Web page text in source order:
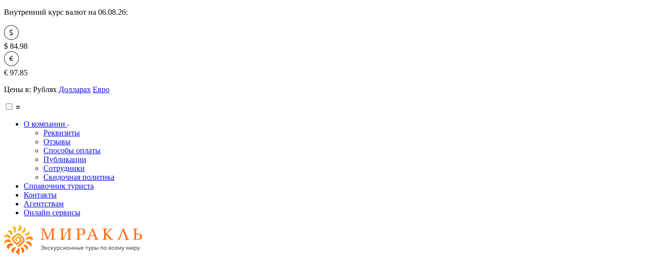
Внутренний курс валют на 06.08.26:
$ 84.98
€ 97.85
Цены в: Рублях Долларах Евро
≡
О компании
Реквизиты
Отзывы
Способы оплаты
Публикации
Сотрудники
Скидочная политика
Справочник туриста
Контакты
Агентствам
Онлайн сервисы